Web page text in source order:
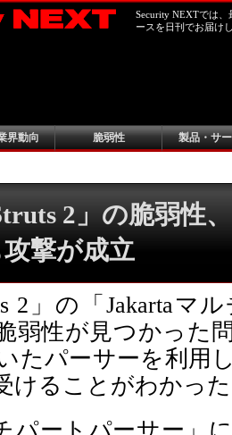
Security NEXTでは
ースを日刊でお届け
界動向 脆弱性 製品・サ
2」の脆弱性
撃が成立
2」の「Jakartaマ
弱性が見つかった
たパーサーを利用
けることがわかっ